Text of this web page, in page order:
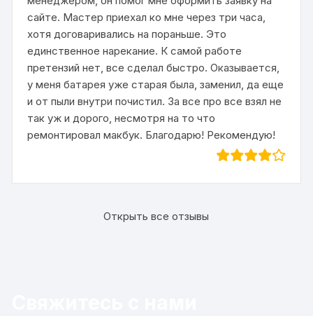
сайте. Мастер приехал ко мне через три часа,
хотя договаривались на пораньше. Это
единственное нарекание. К самой работе
претензий нет, все сделал быстро. Оказывается,
у меня батарея уже старая была, заменил, да еще
и от пыли внутри почистил. За все про все взял не
так уж и дорого, несмотря на то что
ремонтировал макбук. Благодарю! Рекомендую!
Открыть все отзывы